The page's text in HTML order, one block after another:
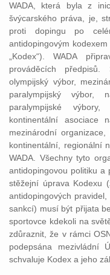
WADA, která byla z
švýcarského práva, je,
proti dopingu po
antidopingovým
„Kodex“). WADA
prováděcích
olympijský výbor,
paralympijský výbor,
paralympijské výbory,
kontinentální asociace
mezinárodní
kontinentální, regionální
WADA. Všechny tyto
antidopingovou politiku a
stěžejní úprava Kodexu
antidopingových
sankcí) musí být přijata
sportovce kdekoli na
zdůraznit, že v rámci
podepsána mezivládní
schvaluje Kodex a jeho